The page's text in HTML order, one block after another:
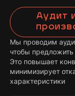
Аудит
Мы проводим
чтобы
Это повышает
минимизирует
характеристики